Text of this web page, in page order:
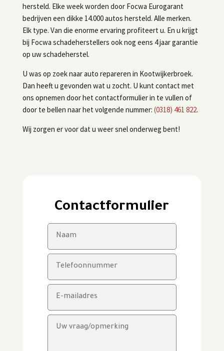
hersteld. Elke week worden door Focwa Eurogarant
bedrijven een dikke 14.000 autos hersteld. Alle merken.
Elk type. Van die enorme ervaring profiteert u. En u krijgt
bij Focwa schadeherstellers ook nog eens 4 jaar garantie
op uw schadeherstel.
U was op zoek naar auto repareren in Kootwijkerbroek.
Dan heeft u gevonden wat u zocht. U kunt contact met
ons opnemen door het contactformulier in te vullen of
door te bellen naar het volgende nummer: (0318) 461 822.
Wij zorgen er voor dat u weer snel onderweg bent!
Contactformulier